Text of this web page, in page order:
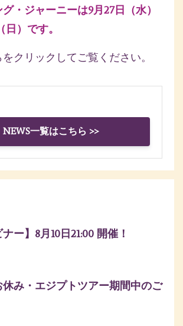
・ジャーニーは9月27日（水）
日）です。
クリックしてご覧ください。
NEWS一覧はこちら >>
ナー】8月10日21:00 開催！
み・エジプトツアー期間中のご